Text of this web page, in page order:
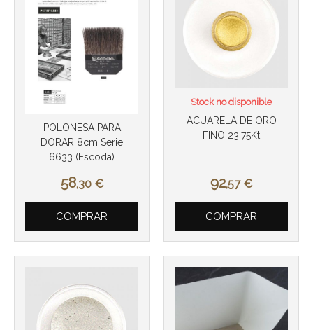
POLONESA PARA
DORAR 8cm Serie
6633 (Escoda)
58,30 €
COMPRAR
ACUARELA DE ORO
FINO 23,75Kt
92,57 €
Stock no disponible
COMPRAR
Más info Más info